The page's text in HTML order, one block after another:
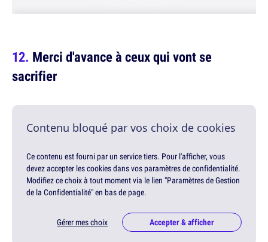
Merci d'avance à ceux qui vont se
sacrifier
Contenu bloqué par vos choix de cookies
Ce contenu est fourni par un service tiers. Pour l'afficher, vous
devez accepter les cookies dans vos paramètres de confidentialité.
Modifiez ce choix à tout moment via le lien "Paramètres de Gestion
de la Confidentialité" en bas de page.
Gérer mes choix Accepter & afficher